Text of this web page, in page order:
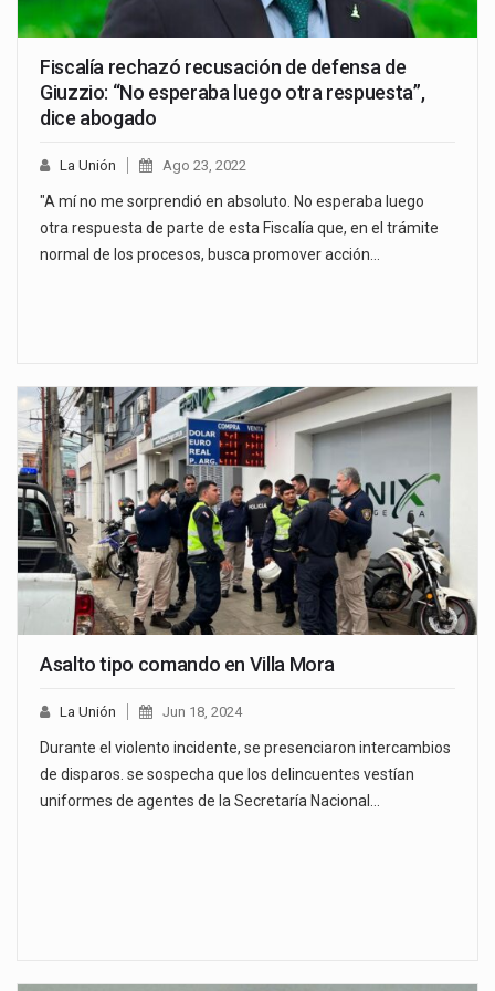
Fiscalía rechazó recusación de defensa de
Giuzzio: “No esperaba luego otra respuesta”,
dice abogado
La Unión Ago 23, 2022
"A mí no me sorprendió en absoluto. No esperaba luego
otra respuesta de parte de esta Fiscalía que, en el trámite
normal de los procesos, busca promover acción…
Asalto tipo comando en Villa Mora
La Unión Jun 18, 2024
Durante el violento incidente, se presenciaron intercambios
de disparos. se sospecha que los delincuentes vestían
uniformes de agentes de la Secretaría Nacional…